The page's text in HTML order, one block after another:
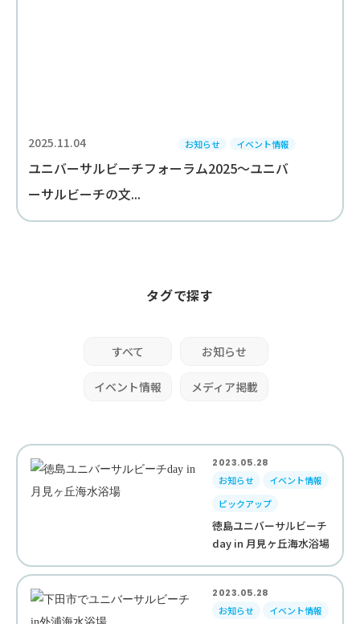
2025.11.04 お知らせ イベント情報
ユニバーサルビーチフォーラム2025～ユニバ
ーサルビーチの文...
タグで探す
すべて お知らせ
イベント情報 メディア掲載
2023.05.28
お知らせ
イベント情報
ピックアップ
徳島ユニバーサルビーチ
day in 月見ヶ丘海水浴場
2023.05.28
お知らせ
イベント情報